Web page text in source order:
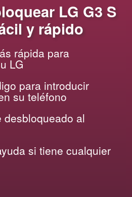
LG G3 S
y rápido
rápida para
LG
para introducir
su teléfono
desbloqueado al
si tiene cualquier